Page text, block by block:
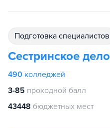
подготовка специалистов
Сестринское дело
490 колледжей
3-85 проходной балл
43448 бюджетных мест